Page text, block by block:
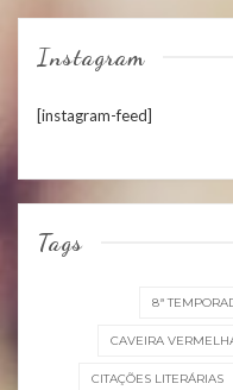
Instagram
[instagram-feed]
Tags
8ª
CAVEIRA
CITAÇÕES LITERÁRIAS